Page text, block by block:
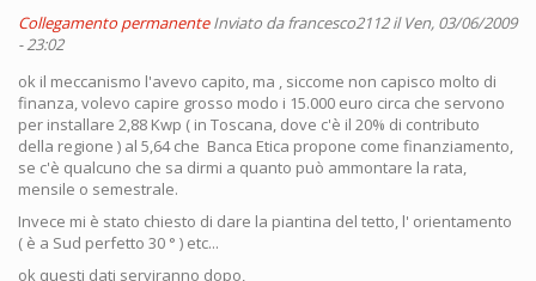
Collegamento permanente Inviato dafrancesco2112il Ven, 03/06/2009
- 23:02
ok il meccanismo l'avevo capito, ma , siccome non capisco molto di
finanza, volevo capire grosso modo i 15.000 euro circa che servono
per installare 2,88 Kwp ( in Toscana, dove c'è il 20% di contributo
della regione ) al 5,64 che Banca Etica propone come finanziamento,
se c'è qualcuno che sa dirmi a quanto può ammontare la rata,
mensile o semestrale.
Invece mi è stato chiesto di dare la piantina del tetto, l' orientamento
( è a Sud perfetto 30 ° ) etc...
ok questi dati serviranno dopo,